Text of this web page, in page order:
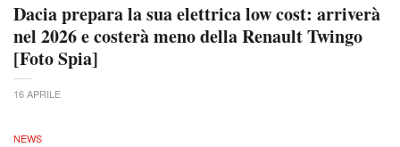
Dacia prepara la sua elettrica low cost: arriverà
nel 2026 e costerà meno della Renault Twingo
[Foto Spia]
16 APRILE
NEWS